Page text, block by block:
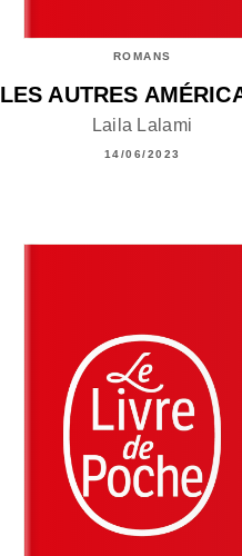
ROMANS
LES AUTRES
Laila Lalami
14/06/2023